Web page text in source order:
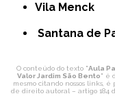
Vila Menck
Santana de
O conteúdo do texto "Aula
Valor Jardim São Bento" é
mesmo citando nossos links,
de direito autoral – artigo 184